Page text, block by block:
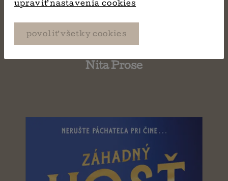
Nita Prose
upraviť nastavenia cookies
povoliť všetky cookies